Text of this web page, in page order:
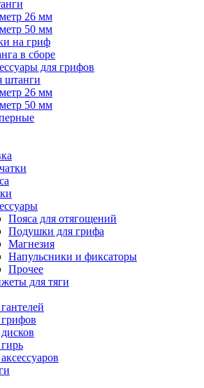
26 мм
50 мм
на гриф
в сборе
для грифов
штанги
26 мм
50 мм
Пояса для отягощений
Подушки для грифа
Магнезия
Напульсники и фиксаторы
Прочее
для тяги